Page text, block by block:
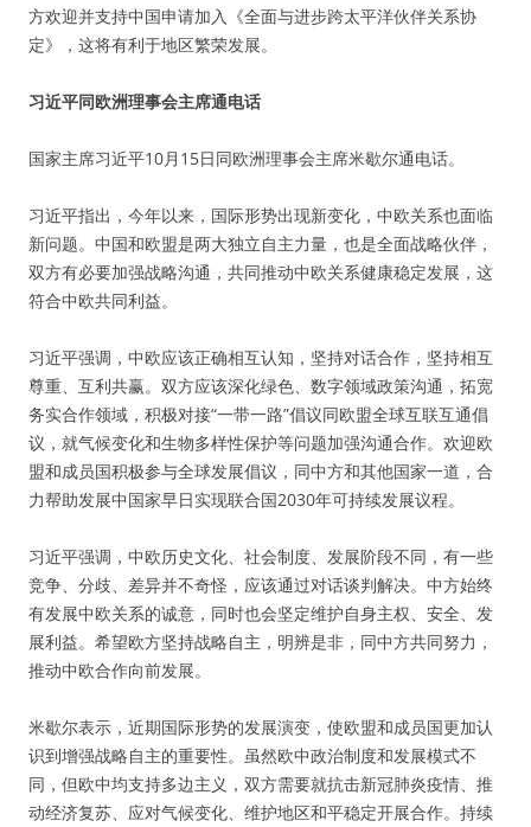
方欢迎并支持中国申请加入《全面与进步跨太平洋伙伴关系协
定》，这将有利于地区繁荣发展。
习近平同欧洲理事会主席通电话
国家主席习近平10月15日同欧洲理事会主席米歇尔通电话。
习近平指出，今年以来，国际形势出现新变化，中欧关系也面临
新问题。中国和欧盟是两大独立自主力量，也是全面战略伙伴，
双方有必要加强战略沟通，共同推动中欧关系健康稳定发展，这
符合中欧共同利益。
习近平强调，中欧应该正确相互认知，坚持对话合作，坚持相互
尊重、互利共赢。双方应该深化绿色、数字领域政策沟通，拓宽
务实合作领域，积极对接“一带一路”倡议同欧盟全球互联互通倡
议，就气候变化和生物多样性保护等问题加强沟通合作。欢迎欧
盟和成员国积极参与全球发展倡议，同中方和其他国家一道，合
力帮助发展中国家早日实现联合国2030年可持续发展议程。
习近平强调，中欧历史文化、社会制度、发展阶段不同，有一些
竞争、分歧、差异并不奇怪，应该通过对话谈判解决。中方始终
有发展中欧关系的诚意，同时也会坚定维护自身主权、安全、发
展利益。希望欧方坚持战略自主，明辨是非，同中方共同努力，
推动中欧合作向前发展。
米歇尔表示，近期国际形势的发展演变，使欧盟和成员国更加认
识到增强战略自主的重要性。虽然欧中政治制度和发展模式不
同，但欧中均支持多边主义，双方需要就抗击新冠肺炎疫情、推
动经济复苏、应对气候变化、维护地区和平稳定开展合作。持续